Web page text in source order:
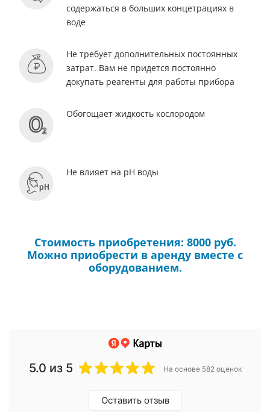
содержаться в больших концетрациях в
воде
Не требует дополнительных постоянных
затрат. Вам не придется постоянно
докупать реагенты для работы прибора
Обогощает жидкость кослородом
Не влияет на pH воды
Стоимость приобретения: 8000 руб.
Можно приобрести в аренду вместе с
оборудованием.
5.0 из 5 На основе 582 оценок
Оставить отзыв